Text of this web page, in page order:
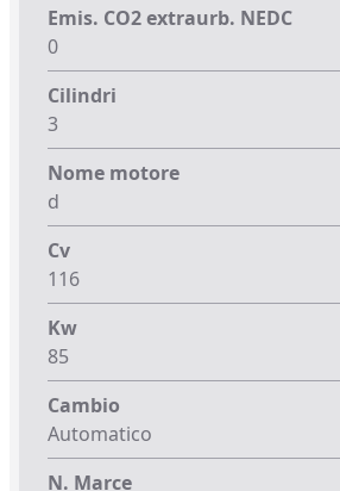
Emis. CO2 extraurb. NEDC
0
Cilindri
3
Nome motore
d
Cv
116
Kw
85
Cambio
Automatico
N. Marce